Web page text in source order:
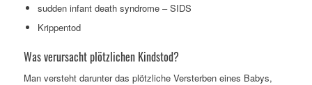
sudden infant death syndrome – SIDS
Krippentod
Was verursacht plötzlichen Kindstod?
Man versteht darunter das plötzliche Versterben eines Babys,